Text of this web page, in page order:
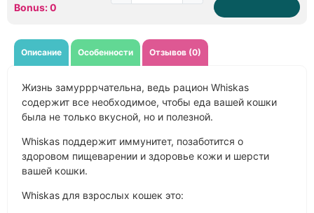
Bonus: 0
Описание Особенности Отзывов (0)
Жизнь замурррчательна, ведь рацион Whiskas
содержит все необходимое, чтобы еда вашей кошки
была не только вкусной, но и полезной.
Whiskas поддержит иммунитет, позаботится о
здоровом пищеварении и здоровье кожи и шерсти
вашей кошки.
Whiskas для взрослых кошек это: